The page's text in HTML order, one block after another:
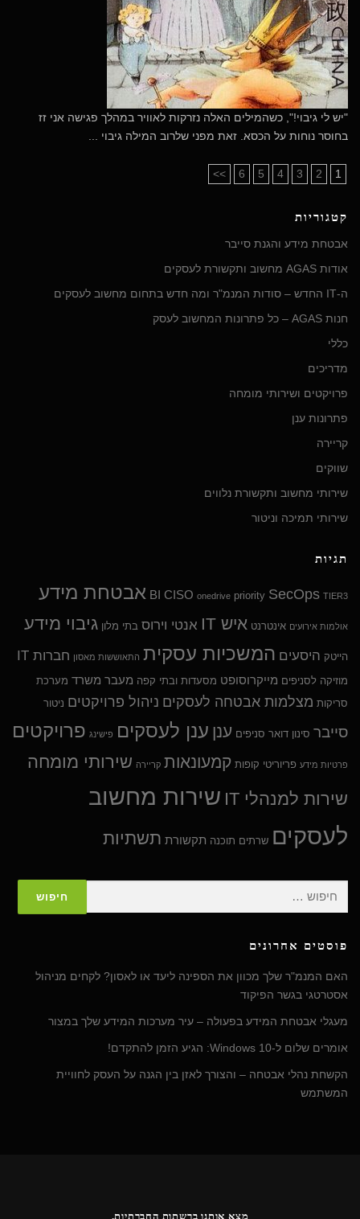
"יש לי גיבוי!", כשהמילים האלה נזרקות לאוויר במהלך פגישה אני זז
בחוסר נוחות על הכסא. זאת מפני שלרוב המילה גיבוי ...
1
2
3
4
5
6
>>
קטגוריות
אבטחת מידע והגנת סייבר
אודות AGAS מחשוב ותקשורת לעסקים
ה-IT החדש – סודות המנמ"ר ומה חדש בתחום מחשוב לעסקים
חנות AGAS – כל פתרונות המחשוב לעסק
כללי
מדריכים
פרויקטים ושירותי מומחה
פתרונות ענן
קריירה
שווקים
שירותי מחשוב ותקשורת נלווים
שירותי תמיכה וניטור
תגיות
BI CISO onedrive priority SecOps TIER3 אבטחת מידע
אולמות אירועים אינטרנט איש IT אנטי וירוס בתי מלון גיבוי מידע
הייטק היסעים המשכיות עסקית התאוששות מאסון חברות IT
מוזיקה לסניפים מייקרוסופט מסעדות ובתי קפה מעבר משרד מערכת
סריקות מצלמות אבטחה לעסקים ניהול פרויקטים ניטור
סייבר סינון דואר סניפים ענן ענן לעסקים פישינג פרויקטים
פרטיות מידע פריוריטי קופות קמעונאות קריירה שירותי מומחה
שירות למנהלי IT
שירות מחשוב
לעסקים שרתים תוכנה תקשורת תשתיות
פוסטים אחרונים
האם המנמ"ר שלך מכוון את הספינה ליעד או לאסון? לקחים מניהול
אסטרטגי בגשר הפיקוד
מעגלי אבטחת המידע בפעולה – עיר מערכות המידע שלך במצור
אומרים שלום ל-Windows 10: הגיע הזמן להתקדם!
הקשחת נהלי אבטחה – והצורך לאזן בין הגנה על העסק לחוויית
המשתמש
מצא אותנו ברשתות החברתיות.